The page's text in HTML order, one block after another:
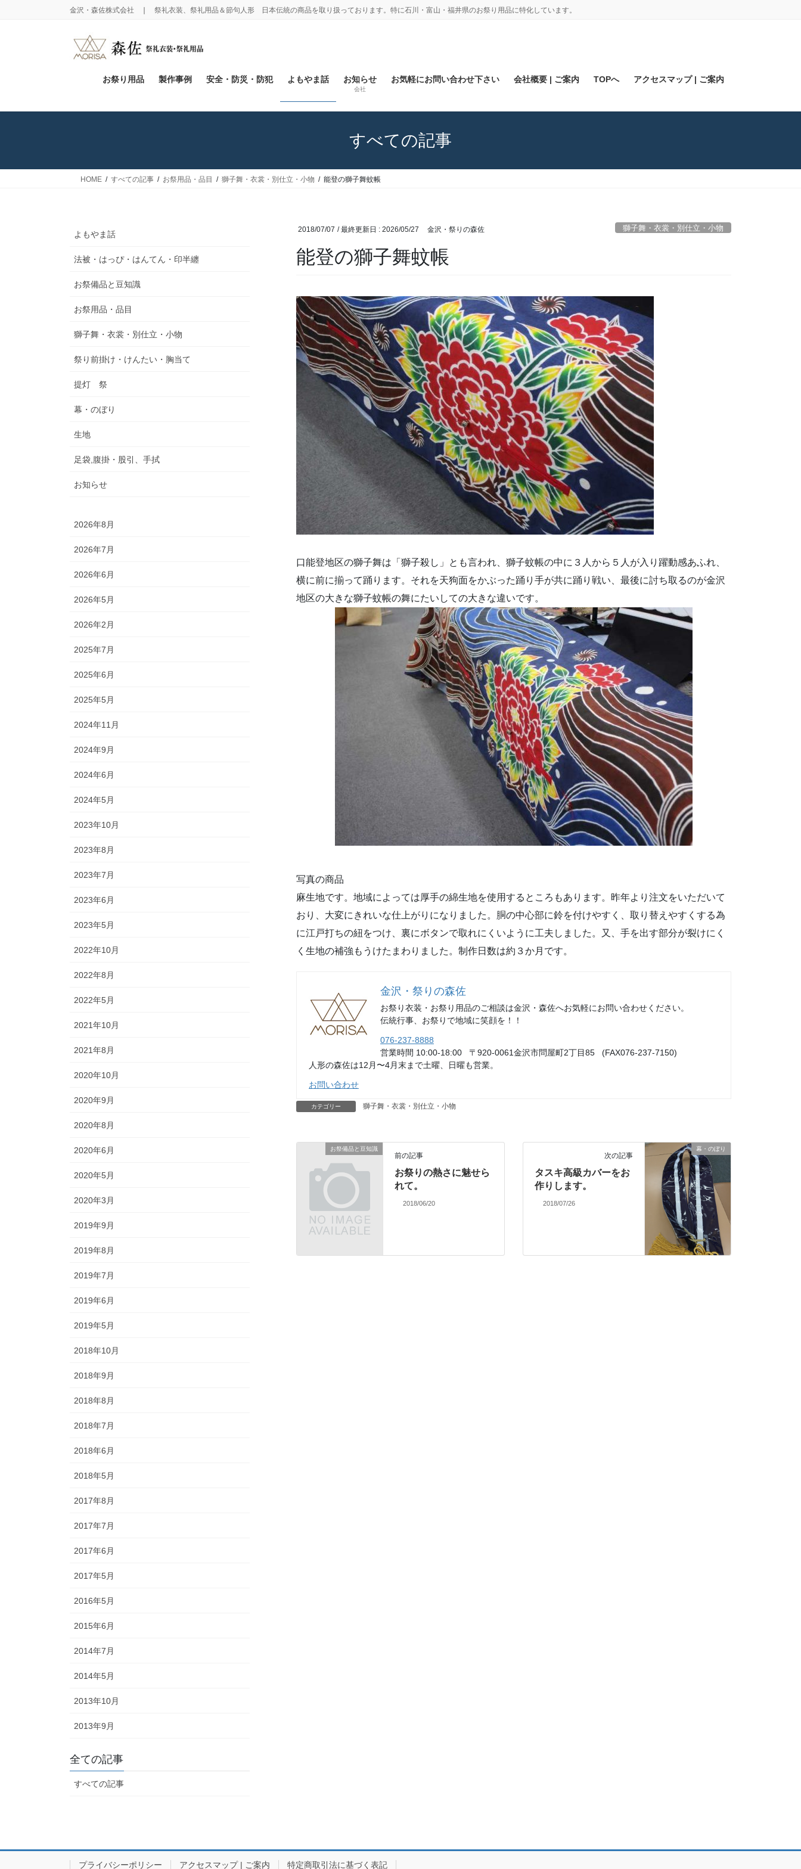
金沢・森佐株式会社 ❘ 祭礼衣装、祭礼用品＆節句人形 日本伝統の商品を取り扱っております。特に石川・富山・福井県のお祭り用品に特化しています。
お祭り用品 製作事例 安全・防災・防犯 よもやま話 お知らせ
会社
お気軽にお問い合わせ下さい 会社概要 | ご案内 TOPへ アクセスマップ | ご案内
すべての記事
HOME すべての記事 お祭用品・品目 獅子舞・衣裳・別仕立・小物 能登の獅子舞蚊帳
2018/07/07 / 最終更新日 : 2026/05/27 金沢・祭りの森佐 獅子舞・衣裳・別仕立・小物
能登の獅子舞蚊帳
口能登地区の獅子舞は「獅子殺し」とも言われ、獅子蚊帳の中に３人から５人が入り躍動感あふれ、
横に前に揃って踊ります。それを天狗面をかぶった踊り手が共に踊り戦い、最後に討ち取るのが金沢
地区の大きな獅子蚊帳の舞にたいしての大きな違いです。
写真の商品
麻生地です。地域によっては厚手の綿生地を使用するところもあります。昨年より注文をいただいて
おり、大変にきれいな仕上がりになりました。胴の中心部に鈴を付けやすく、取り替えやすくする為
に江戸打ちの紐をつけ、裏にボタンで取れにくいように工夫しました。又、手を出す部分が裂けにく
く生地の補強もうけたまわりました。制作日数は約３か月です。
金沢・祭りの森佐
お祭り衣装・お祭り用品のご相談は金沢・森佐へお気軽にお問い合わせください。
伝統行事、お祭りで地域に笑顔を！！
076-237-8888
営業時間 10:00-18:00 〒920-0061金沢市問屋町2丁目85 (FAX076-237-7150)
人形の森佐は12月〜4月末まで土曜、日曜も営業。
お問い合わせ
カテゴリー 獅子舞・衣裳・別仕立・小物
お祭備品と豆知識
前の記事
お祭りの熱さに魅せら
れて。
2018/06/20
幕・のぼり
次の記事
タスキ高級カバーをお
作りします。
2018/07/26
よもやま話
法被・はっぴ・はんてん・印半纏
お祭備品と豆知識
お祭用品・品目
獅子舞・衣裳・別仕立・小物
祭り前掛け・けんたい・胸当て
提灯 祭
幕・のぼり
生地
足袋,腹掛・股引、手拭
お知らせ
2026年8月
2026年7月
2026年6月
2026年5月
2026年2月
2025年7月
2025年6月
2025年5月
2024年11月
2024年9月
2024年6月
2024年5月
2023年10月
2023年8月
2023年7月
2023年6月
2023年5月
2022年10月
2022年8月
2022年5月
2021年10月
2021年8月
2020年10月
2020年9月
2020年8月
2020年6月
2020年5月
2020年3月
2019年9月
2019年8月
2019年7月
2019年6月
2019年5月
2018年10月
2018年9月
2018年8月
2018年7月
2018年6月
2018年5月
2017年8月
2017年7月
2017年6月
2017年5月
2016年5月
2015年6月
2014年7月
2014年5月
2013年10月
2013年9月
全ての記事
すべての記事
プライバシーポリシー アクセスマップ | ご案内 特定商取引法に基づく表記